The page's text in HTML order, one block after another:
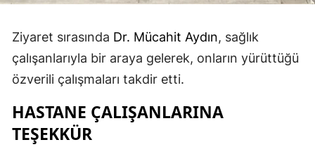
Diyarbakır
Edirne
Elazığ
Erzurum
Ziyaret sırasında Dr. Mücahit Aydın, sağlık
çalışanlarıyla bir araya gelerek, onların yürüttüğü
özverili çalışmaları takdir etti.
HASTANE ÇALIŞANLARINA
TEŞEKKÜR